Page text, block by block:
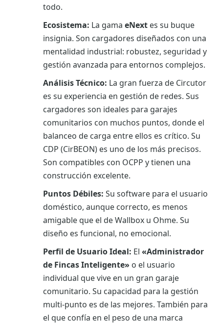
todo.
Ecosistema: La gama eNext es su buque
insignia. Son cargadores diseñados con una
mentalidad industrial: robustez, seguridad y
gestión avanzada para entornos complejos.
Análisis Técnico: La gran fuerza de Circutor
es su experiencia en gestión de redes. Sus
cargadores son ideales para garajes
comunitarios con muchos puntos, donde el
balanceo de carga entre ellos es crítico. Su
CDP (CirBEON) es uno de los más precisos.
Son compatibles con OCPP y tienen una
construcción excelente.
Puntos Débiles: Su software para el usuario
doméstico, aunque correcto, es menos
amigable que el de Wallbox u Ohme. Su
diseño es funcional, no emocional.
Perfil de Usuario Ideal: El «Administrador
de Fincas Inteligente» o el usuario
individual que vive en un gran garaje
comunitario. Su capacidad para la gestión
multi-punto es de las mejores. También para
el que confía en el peso de una marca